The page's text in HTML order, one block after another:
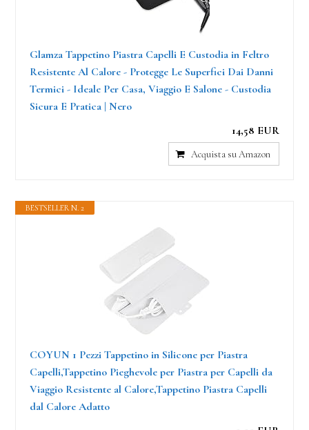
Glamza Tappetino Piastra Capelli E Custodia in Feltro
Resistente Al Calore - Protegge Le Superfici Dai Danni
Termici - Ideale Per Casa, Viaggio E Salone - Custodia
Sicura E Pratica | Nero
14,58 EUR
Acquista su Amazon
BESTSELLER N. 2
COYUN 1 Pezzi Tappetino in Silicone per Piastra
Capelli,Tappetino Pieghevole per Piastra per Capelli da
Viaggio Resistente al Calore,Tappetino Piastra Capelli
dal Calore Adatto